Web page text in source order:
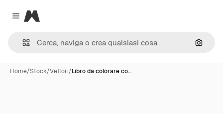
Close menu
Magnific
Cerca
Home/Stock/Vettori/Libro da colorare co…